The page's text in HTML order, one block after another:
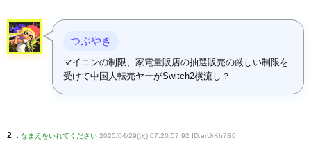
つぶやき
マイニンの制限、家電量販店の抽選販売の厳しい制限を
受けて中国人転売ヤーがSwitch2横流し？
2 : なまえをいれてください 2025/04/29(火) 07:20:57.92 ID:erUrKh7B0